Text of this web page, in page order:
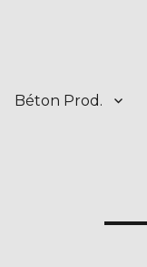
Béton Prod.